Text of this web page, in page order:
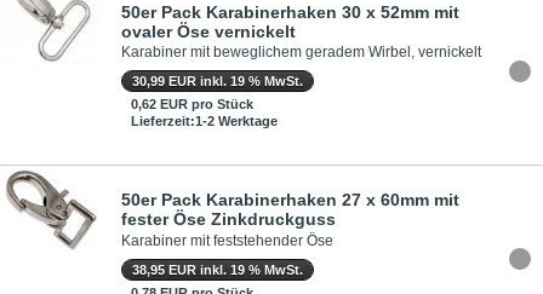
50er Pack Karabinerhaken 30 x 52mm mit
ovaler Öse vernickelt
Karabiner mit beweglichem geradem Wirbel, vernickelt
30,99 EUR inkl. 19 % MwSt.
0,62 EUR pro Stück
Lieferzeit:1-2 Werktage
50er Pack Karabinerhaken 27 x 60mm mit
fester Öse Zinkdruckguss
Karabiner mit feststehender Öse
38,95 EUR inkl. 19 % MwSt.